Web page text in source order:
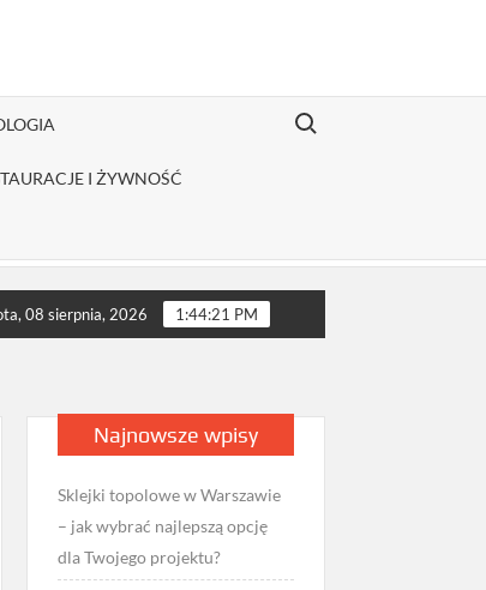
I ŻYWNOŚĆ
Search for:
Fruit of the Loom jest opłacalny dla JDG
08 sierpnia, 2026 1:44:22 PM
Najnowsze wpisy
Sklejki topolowe w Warszawie
– jak wybrać najlepszą opcję
dla Twojego projektu?